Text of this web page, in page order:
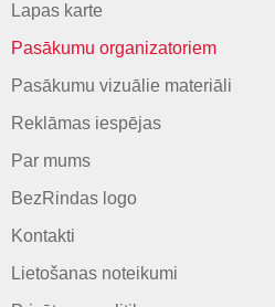
Lapas karte
Pasākumu organizatoriem
Pasākumu vizuālie materiāli
Reklāmas iespējas
Par mums
BezRindas logo
Kontakti
Lietošanas noteikumi